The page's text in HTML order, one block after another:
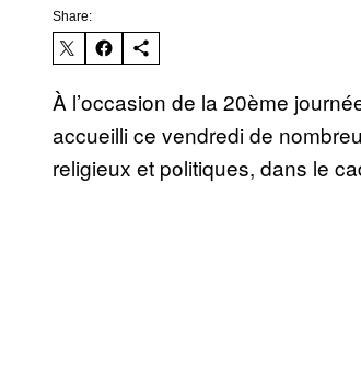
Share:
À l’occasion de la 20ème
accueilli ce vendredi de
religieux et politiques, dans le